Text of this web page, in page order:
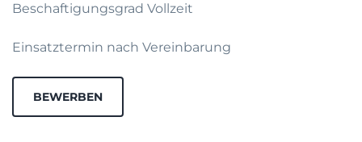
Beschaftigungsgrad Vollzeit
Einsatztermin nach Vereinbarung
BEWERBEN